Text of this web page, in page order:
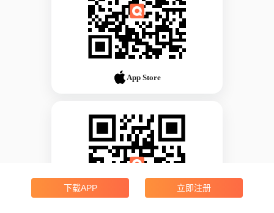
App Store
下载APP 立即注册